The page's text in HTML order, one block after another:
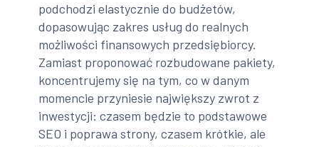
podchodzi elastycznie do budżetów,
dopasowując zakres usług do realnych
możliwości finansowych przedsiębiorcy.
Zamiast proponować rozbudowane pakiety,
koncentrujemy się na tym, co w danym
momencie przyniesie największy zwrot z
inwestycji: czasem będzie to podstawowe
SEO i poprawa strony, czasem krótkie, ale